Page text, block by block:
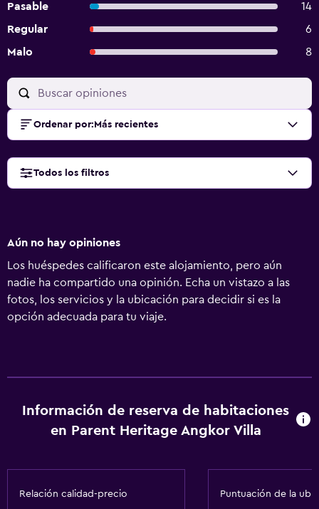
Pasable
14
Regular
6
Malo
8
Ordenar por: Más recientes
Todos los filtros
Aún no hay opiniones
Los huéspedes calificaron este alojamiento, pero aún
nadie ha compartido una opinión. Echa un vistazo a las
fotos, los servicios y la ubicación para decidir si es la
opción adecuada para tu viaje.
Información de reserva de habitaciones
en Parent Heritage Angkor Villa
Relación calidad-precio Puntuación de la